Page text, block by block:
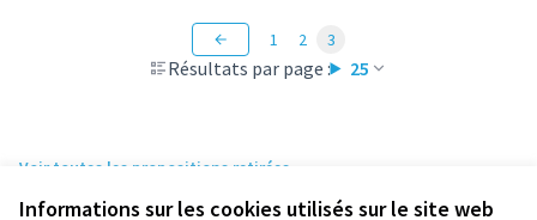
Informations sur les cookies utilisés sur le site web
Résultats par page : 25
1 2 3
Voir toutes les propositions retirées